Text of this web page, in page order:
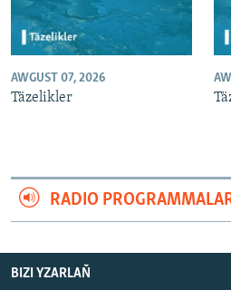
AWGUST 07, 2026
Täzelikler
RADIO
BIZI YZARLAŇ